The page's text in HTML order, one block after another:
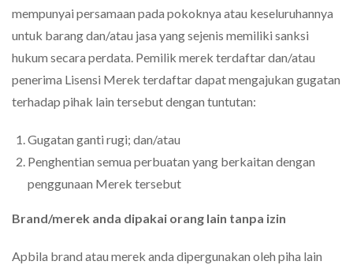
mempunyai persamaan pada pokoknya atau keseluruhannya
untuk barang dan/atau jasa yang sejenis memiliki sanksi
hukum secara perdata. Pemilik merek terdaftar dan/atau
penerima Lisensi Merek terdaftar dapat mengajukan gugatan
terhadap pihak lain tersebut dengan tuntutan:
Gugatan ganti rugi; dan/atau
Penghentian semua perbuatan yang berkaitan dengan
penggunaan Merek tersebut
Brand/merek anda dipakai orang lain tanpa izin
Apbila brand atau merek anda dipergunakan oleh piha lain